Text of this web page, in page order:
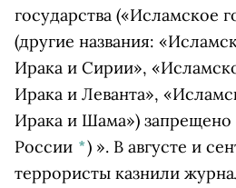
государства («Исламское
(другие названия:
Ирака и Сирии»,
Ирака и Леванта»,
Ирака и Шама») запрещено
России *) ». В августе и
террористы казнили